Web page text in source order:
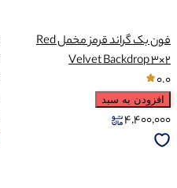
فون بک گراند قرمز مخمل Red
Velvet Backdrop 3×2
0.0
افزودن به سبد
4,400,000